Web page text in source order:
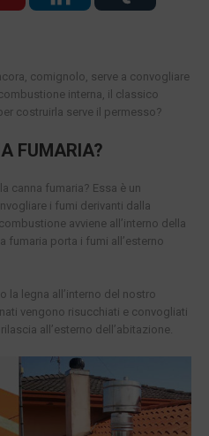
comignolo, serve a convogliare
interna, il classico
costruirla serve il permesso?
FUMARIA?
canna fumaria? Essa è un
i fumi derivanti dalla
avviene all’interno della
fumaria porta i fumi all’esterno
la legna all’interno del nostro
vengono risucchiati e convogliati
all’esterno dell’abitazione.